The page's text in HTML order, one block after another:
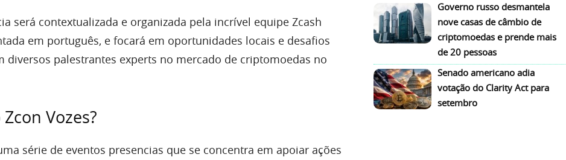
será contextualizada e organizada pela incrível equipe Zcash
em português, e focará em oportunidades locais e desafios
diversos palestrantes experts no mercado de criptomoedas no
Vozes?
série de eventos presencias que se concentra em apoiar ações
Governo russo desmantela
nove casas de câmbio de
criptomoedas e prende mais
de 20 pessoas
Senado americano adia
votação do Clarity Act para
setembro